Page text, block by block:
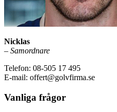
Nicklas
– Samordnare
Telefon: 08-505 17 495
E-mail: offert@golvfirma.se
Vanliga frågor